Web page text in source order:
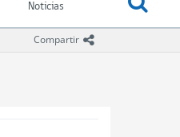
Noticias
Compartir icono compartir